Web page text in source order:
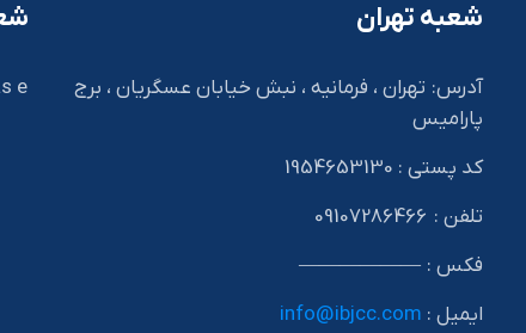
شعبه تهران
آدرس: تهران ، فرمانیه ، نبش خیابان عسگریان ، برج
پارامیس
کد پستی : 1954653130
تلفن : 09107286466
فکس : ——————
ایمیل : info@ibjcc.com
e